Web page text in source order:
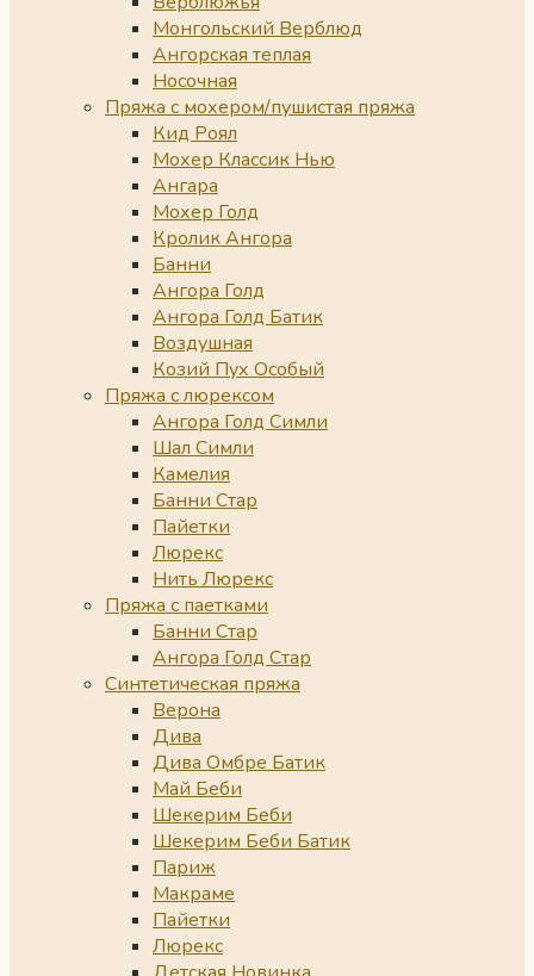
Монгольский Верблюд
Ангорская теплая
Носочная
Пряжа с мохером/пушистая пряжа
Кид Роял
Мохер Классик Нью
Ангара
Мохер Голд
Кролик Ангора
Банни
Ангора Голд
Ангора Голд Батик
Воздушная
Козий Пух Особый
Пряжа с люрексом
Ангора Голд Симли
Шал Симли
Камелия
Банни Стар
Пайетки
Люрекс
Нить Люрекс
Пряжа с паетками
Банни Стар
Ангора Голд Стар
Синтетическая пряжа
Верона
Дива
Дива Омбре Батик
Май Беби
Шекерим Беби
Шекерим Беби Батик
Париж
Макраме
Пайетки
Люрекс